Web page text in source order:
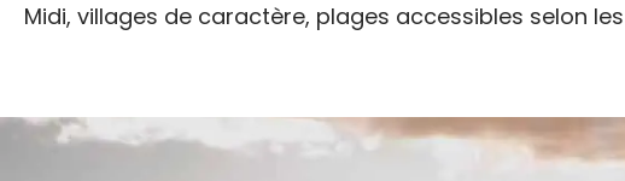
Midi, villages de caractère, plages accessibles selon